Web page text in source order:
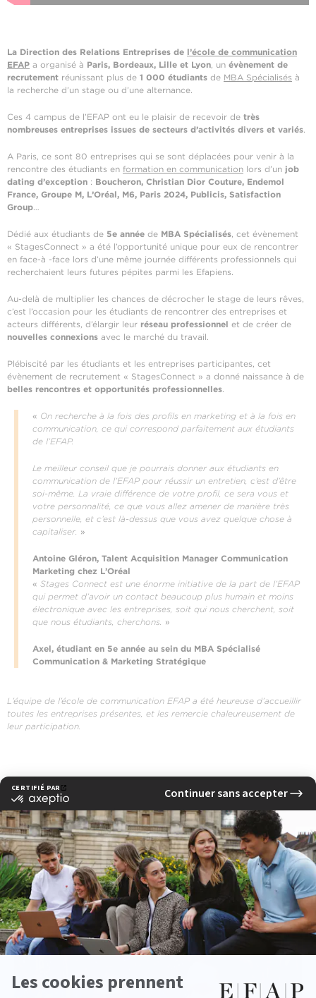
La Direction des Relations Entreprises de l’école de communication
EFAP a organisé à Paris, Bordeaux, Lille et Lyon, un évènement de
recrutement réunissant plus de 1 000 étudiants de MBA Spécialisés à
la recherche d’un stage ou d’une alternance.
Ces 4 campus de l’EFAP ont eu le plaisir de recevoir de très
nombreuses entreprises issues de secteurs d’activités divers et variés.
A Paris, ce sont 80 entreprises qui se sont déplacées pour venir à la
rencontre des étudiants en formation en communication lors d’un job
dating d’exception : Boucheron, Christian Dior Couture, Endemol
France, Groupe M, L’Oréal, M6, Paris 2024, Publicis, Satisfaction
Group
Dédié aux étudiants de 5e année de MBA Spécialisés, cet évènement
« StagesConnect » a été l’opportunité unique pour eux de rencontrer
en face-à -face lors d’une même journée différents professionnels qui
recherchaient leurs futures pépites parmi les Efapiens.
Au-delà de multiplier les chances de décrocher le stage de leurs rêves,
c’est l’occasion pour les étudiants de rencontrer des entreprises et
acteurs différents, d’élargir leur réseau professionnel et de créer de
nouvelles connexions avec le marché du travail.
Plébiscité par les étudiants et les entreprises participantes, cet
évènement de recrutement « StagesConnect » a donné naissance à de
belles rencontres et opportunités professionnelles.
« On recherche à la fois des profils en marketing et à la fois en
communication, ce qui correspond parfaitement aux étudiants
de l’EFAP.
Le meilleur conseil que je pourrais donner aux étudiants en
communication de l’EFAP pour réussir un entretien, c’est d’être
soi-même. La vraie différence de votre profil, ce sera vous et
votre personnalité, ce que vous allez amener de manière très
personnelle, et c’est là-dessus que vous avez quelque chose à
capitaliser. »
Antoine Gléron, Talent Acquisition Manager Communication
Marketing chez L’Oréal
« Stages Connect est une énorme initiative de la part de l’EFAP
qui permet d’avoir un contact beaucoup plus humain et moins
électronique avec les entreprises, soit qui nous cherchent, soit
que nous étudiants, cherchons. »
Axel, étudiant en 5e année au sein du MBA Spécialisé
Communication & Marketing Stratégique
L’équipe de l’école de communication EFAP a été heureuse d’accueillir
toutes les entreprises présentes, et les remercie chaleureusement de
leur participation.
‹ Previous news Next news ›
See other news